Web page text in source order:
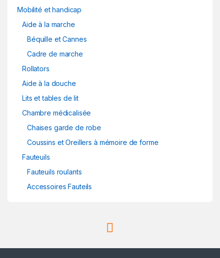
Mobilité et handicap
Aide à la marche
Béquille et Cannes
Cadre de marche
Rollators
Aide à la douche
Lits et tables de lit
Chambre médicalisée
Chaises garde de robe
Coussins et Oreillers à mémoire de forme
Fauteuils
Fauteuils roulants
Accessoires Fauteils